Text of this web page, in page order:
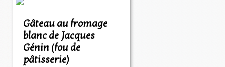
Gâteau au fromage
blanc de Jacques
Génin (fou de
pâtisserie)
Légumes
Apéritif
Fromage